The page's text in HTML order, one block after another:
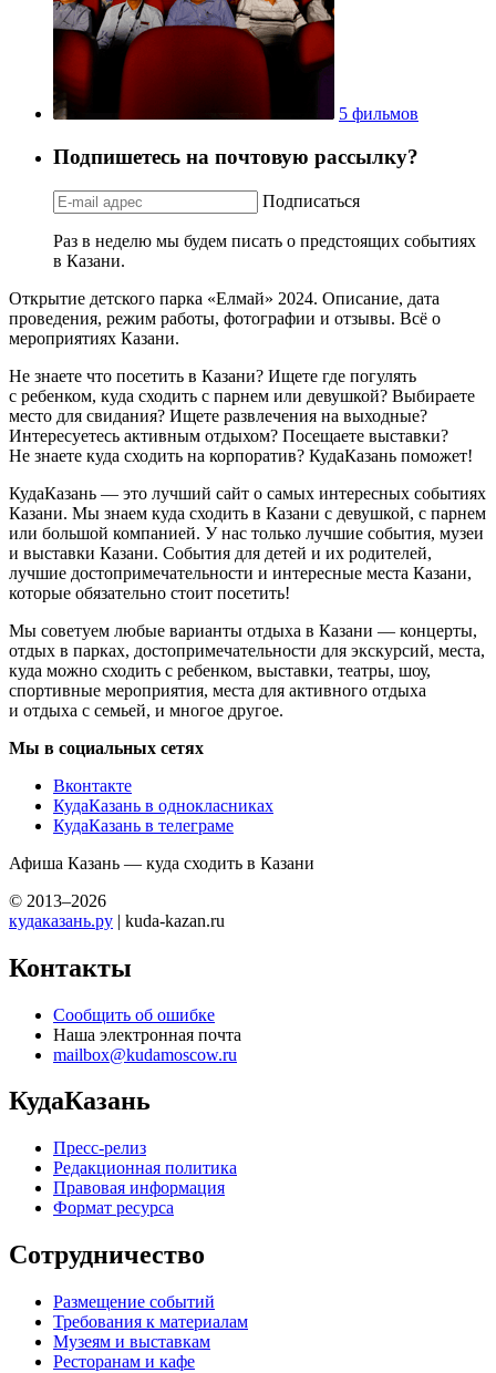
5 фильмов
Подпишетесь на почтовую рассылку?
Подписаться
Раз в неделю мы будем писать о предстоящих событиях
в Казани.
Открытие детского парка «Елмай» 2024. Описание, дата
проведения, режим работы, фотографии и отзывы. Всё о
мероприятиях Казани.
Не знаете что посетить в Казани? Ищете где погулять
с ребенком, куда сходить с парнем или девушкой? Выбираете
место для свидания? Ищете развлечения на выходные?
Интересуетесь активным отдыхом? Посещаете выставки?
Не знаете куда сходить на корпоратив? КудаКазань поможет!
КудаКазань — это лучший сайт о самых интересных событиях
Казани. Мы знаем куда сходить в Казани с девушкой, с парнем
или большой компанией. У нас только лучшие события, музеи
и выставки Казани. События для детей и их родителей,
лучшие достопримечательности и интересные места Казани,
которые обязательно стоит посетить!
Мы советуем любые варианты отдыха в Казани — концерты,
отдых в парках, достопримечательности для экскурсий, места,
куда можно сходить с ребенком, выставки, театры, шоу,
спортивные мероприятия, места для активного отдыха
и отдыха с семьей, и многое другое.
Мы в социальных сетях
Вконтакте
КудаКазань в однокласниках
КудаКазань в телеграме
Афиша Казань — куда сходить в Казани
© 2013–2026
кудаказань.ру | kuda-kazan.ru
Контакты
Сообщить об ошибке
Наша электронная почта
mailbox@kudamoscow.ru
КудаКазань
Пресс-релиз
Редакционная политика
Правовая информация
Формат ресурса
Сотрудничество
Размещение событий
Требования к материалам
Музеям и выставкам
Ресторанам и кафе